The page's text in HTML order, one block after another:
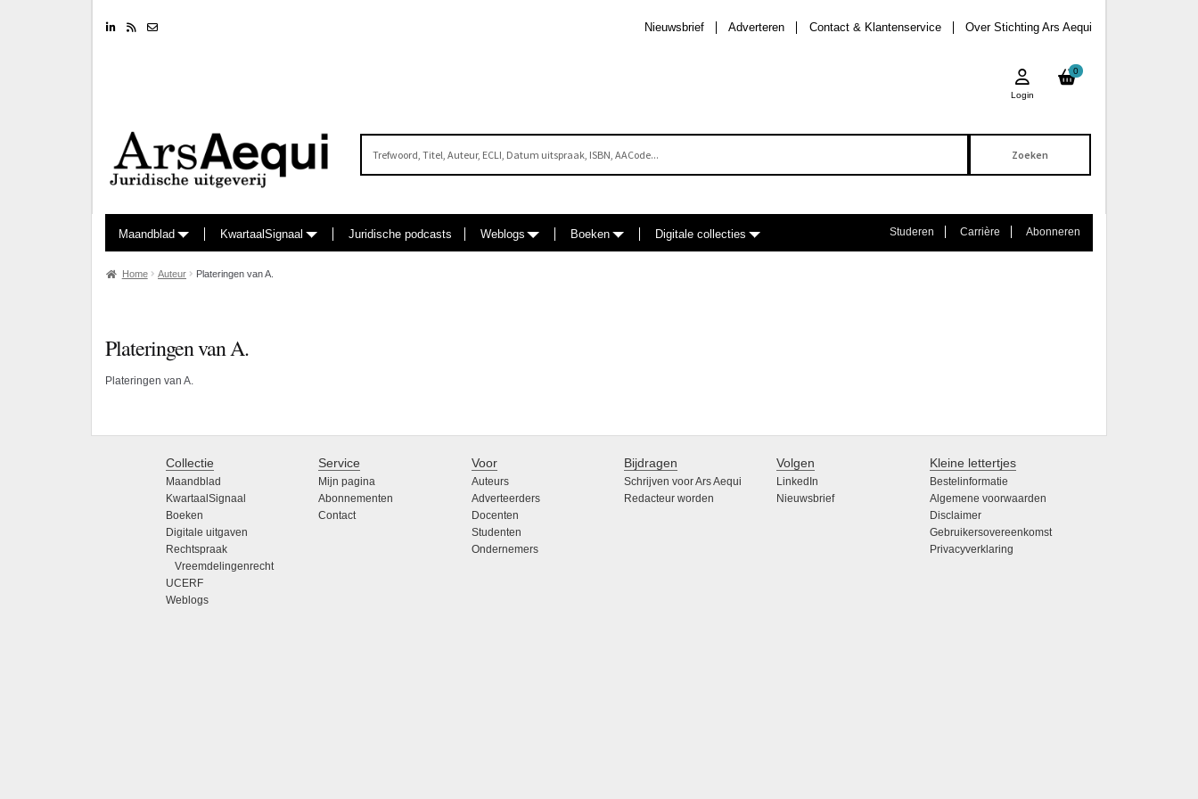
LinkedinRSS feed Over Stichting Ars Aequi
Contact & Klantenservice
Adverteren
Nieuwsbrief
0
Login
Maandblad KwartaalSignaal Juridische podcasts Weblogs Boeken Digitale collecties Studeren Carrière Abonneren
Home Auteur Plateringen van A.
Plateringen van A.
Plateringen van A.
Collectie
Maandblad
KwartaalSignaal
Boeken
Digitale uitgaven
Rechtspraak
Vreemdelingenrecht
UCERF
Weblogs
Service
Mijn pagina
Abonnementen
Contact
Voor
Auteurs
Adverteerders
Docenten
Studenten
Ondernemers
Bijdragen
Schrijven voor Ars Aequi
Redacteur worden
Volgen
LinkedIn
Nieuwsbrief
Kleine lettertjes
Bestelinformatie
Algemene voorwaarden
Disclaimer
Gebruikersovereenkomst
Privacyverklaring